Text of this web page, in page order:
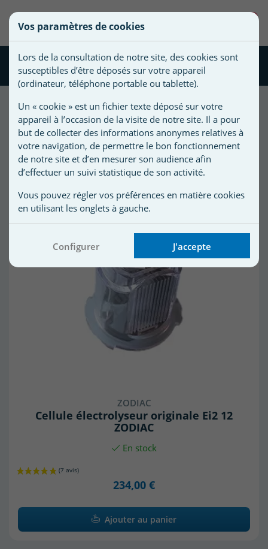
Cellule Zodiac Ei / Gensalt / EI²
Affiner votre
recherche
5produit(s) trié(s) par :
Meilleures ventes
ZODIAC
Cellule électrolyseur originale Ei2 12
ZODIAC
En stock
234,00 €
Ajouter au panier
Créer une nouvelle liste
une
liste
Nom de
d'envies
((confirmMessage))
Vous
devez
être
connecté
pour
ajouter
des
produits
à
votre
liste
Vos paramètres de cookies
Lors de la consultation de notre site, des cookies sont
susceptibles d’être déposés sur votre appareil
(ordinateur, téléphone portable ou tablette).
Un « cookie » est un fichier texte déposé sur votre
appareil à l’occasion de la visite de notre site. Il a pour
but de collecter des informations anonymes relatives à
votre navigation, de permettre le bon fonctionnement
de notre site et d’en mesurer son audience afin
d’effectuer un suivi statistique de son activité.
Vous pouvez régler vos préférences en matière cookies
en utilisant les onglets à gauche.
Configurer J'accepte